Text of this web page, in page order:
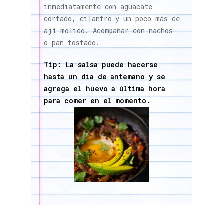
inmediatamente con aguacate
cortado, cilantro y un poco más de
ají molido. Acompañar con nachos
o pan tostado.
Tip: La salsa puede hacerse
hasta un día de antemano y se
agrega el huevo a última hora
para comer en el momento.